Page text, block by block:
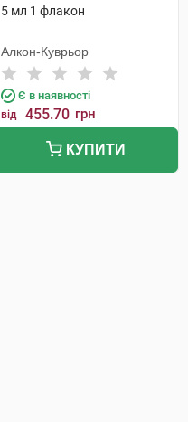
5 мл 1 флакон
Алкон-Куврьор
Є в наявності
від 455.70 грн
КУПИТИ